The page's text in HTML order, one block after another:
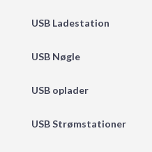
USB Ladestation
USB Nøgle
USB oplader
USB Strømstationer